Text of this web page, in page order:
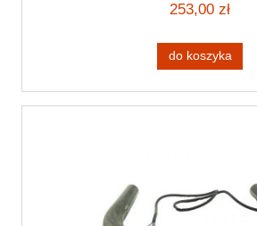
253,00 zł
do koszyka